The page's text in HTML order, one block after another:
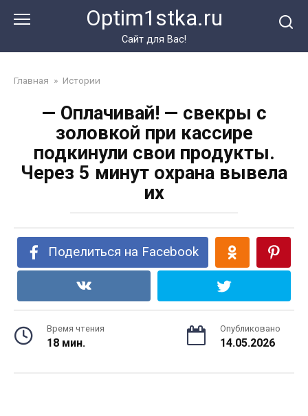
Optim1stka.ru
Сайт для Вас!
Главная » Истории
— Оплачивай! — свекры с
золовкой при кассире
подкинули свои продукты.
Через 5 минут охрана вывела
их
Поделиться на Facebook
Время чтения
18 мин.
Опубликовано
14.05.2026